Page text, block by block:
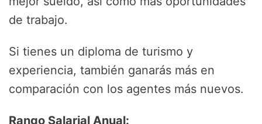
de trabajo.
Si tienes un diploma de turismo y
experiencia, también ganarás más en
comparación con los agentes más nuevos.
Rango Salarial Anual: